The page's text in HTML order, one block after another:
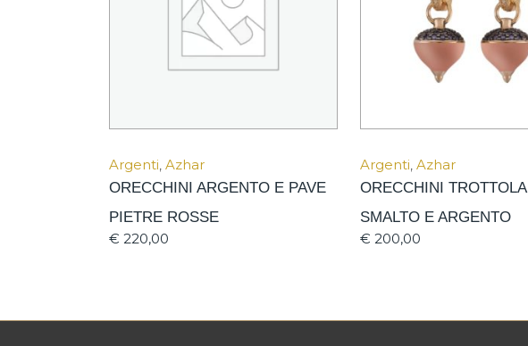
Argenti Azhar
ORECCHINI ARGENTO E PAVE
PIETRE ROSSE
€ 220,00
Argenti ,Azhar
ORECCHINI TROTTOLA
SMALTO E ARGENTO
€ 200,00